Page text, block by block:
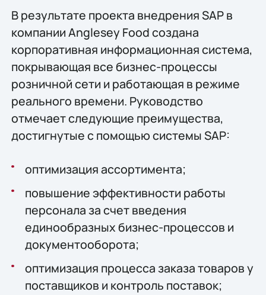
В результате проекта внедрения SAP в
компании Anglesey Food создана
корпоративная информационная система,
покрывающая все бизнес-процессы
розничной сети и работающая в режиме
реального времени. Руководство
отмечает следующие преимущества,
достигнутые с помощью системы SAP:
оптимизация ассортимента;
повышение эффективности работы
персонала за счет введения
единообразных бизнес-процессов и
документооборота;
оптимизация процесса заказа товаров у
поставщиков и контроль поставок;